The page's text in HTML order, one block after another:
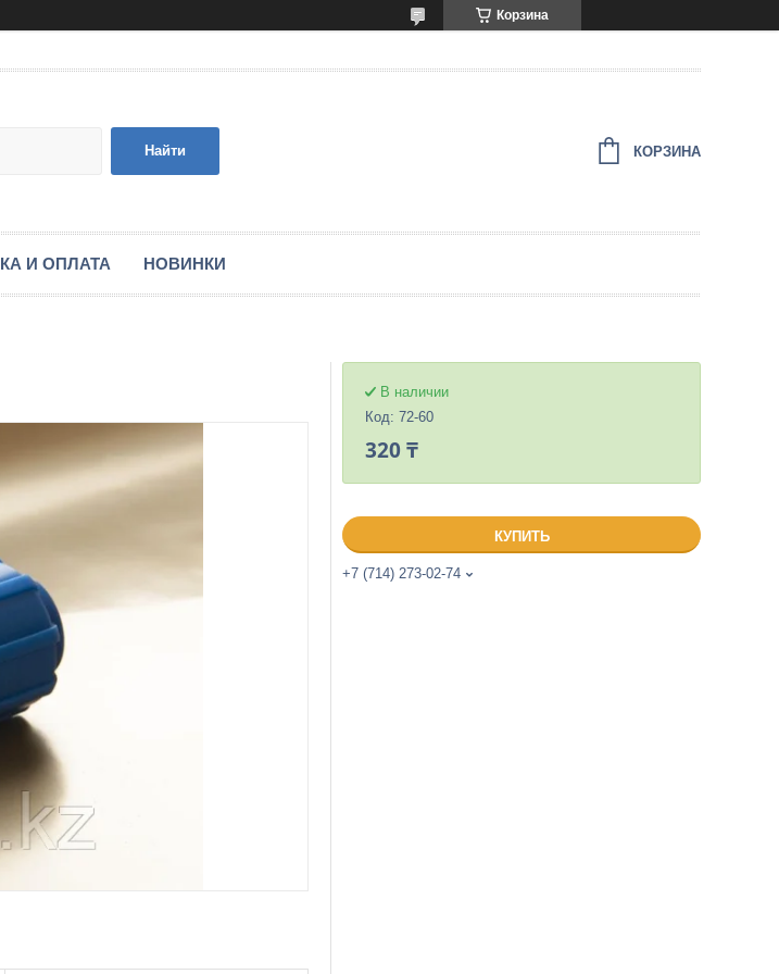
Корзина
Найти КОРЗИНА
И ОПЛАТА НОВИНКИ
В наличии
Код: 72-60
320 ₸
КУПИТЬ
+7 (714) 273-02-74